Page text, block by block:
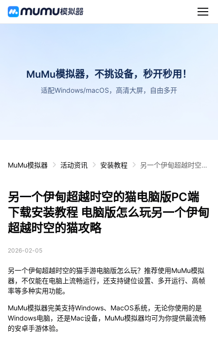
MuMu模拟器，不挑设备，秒开秒用！
适配Windows/macOS，高清大屏，自由多开
MuMu模拟器 活动资讯 安装教程
另一个伊甸超越时空的
一个伊甸超越时空的猫
攻略
另一个伊甸超越时空的猫电脑版PC端
下载安装教程 电脑版怎么玩另一个伊甸
超越时空的猫攻略
2026-02-05
另一个伊甸超越时空的猫手游电脑版怎么玩？推荐使用MuMu模拟
器，不仅能在电脑上流畅运行，还支持键位设置、多开运行、高帧
率等多种实用功能。
MuMu模拟器完美支持Windows、MacOS系统，无论你使用的是
Windows电脑，还是Mac设备，MuMu模拟器均可为你提供最流畅
的安卓手游体验。